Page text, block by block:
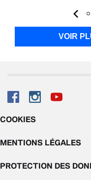
VOIR
COOKIES
MENTIONS LÉGALES
PROTECTION DES